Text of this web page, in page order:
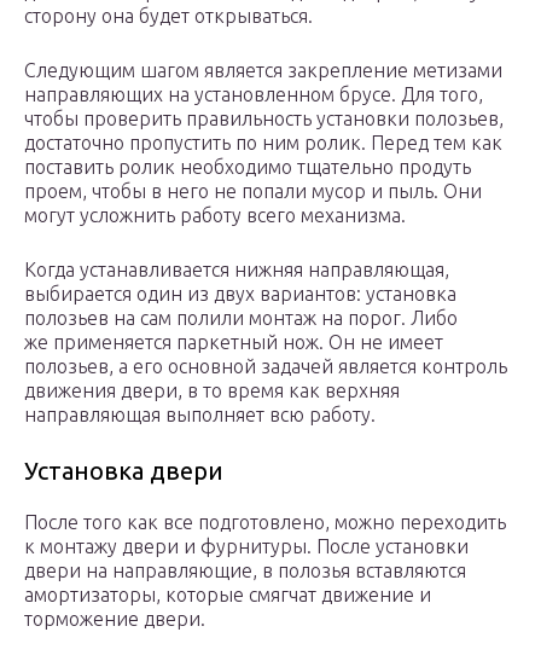
сторону она будет открываться.
Следующим шагом является закрепление метизами
направляющих на установленном брусе. Для того,
чтобы проверить правильность установки полозьев,
достаточно пропустить по ним ролик. Перед тем как
поставить ролик необходимо тщательно продуть
проем, чтобы в него не попали мусор и пыль. Они
могут усложнить работу всего механизма.
Когда устанавливается нижняя направляющая,
выбирается один из двух вариантов: установка
полозьев на сам полили монтаж на порог. Либо
же применяется паркетный нож. Он не имеет
полозьев, а его основной задачей является контроль
движения двери, в то время как верхняя
направляющая выполняет всю работу.
Установка двери
После того как все подготовлено, можно переходить
к монтажу двери и фурнитуры. После установки
двери на направляющие, в полозья вставляются
амортизаторы, которые смягчат движение и
торможение двери.